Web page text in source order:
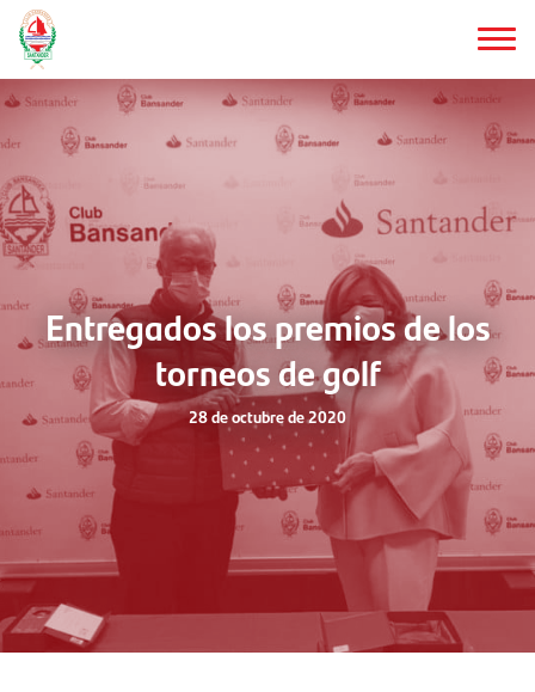
Saltar
al
contenido
principal
Entregados los premios de los
torneos de golf
28 de octubre de 2020